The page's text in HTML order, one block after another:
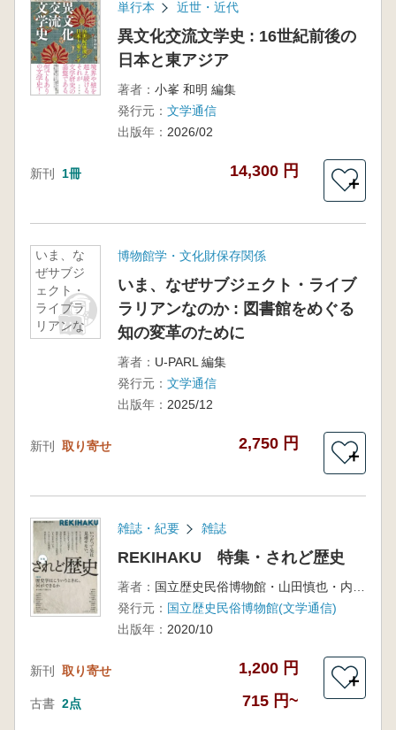
単行本 近世・近代
異文化交流文学史 : 16世紀前後の
日本と東アジア
著者： 小峯 和明 編集
発行元： 文学通信
出版年： 2026/02
新刊 1冊 14,300 円
＋
いま、な
ぜサブジ
ェクト・
ライブラ
リアンな
のか : 図
博物館学・文化財保存関係
いま、なぜサブジェクト・ライブ
ラリアンなのか : 図書館をめぐる
知の変革のために
著者： U-PARL 編集
発行元： 文学通信
出版年： 2025/12
新刊 取り寄せ 2,750 円
＋
雑誌・紀要 雑誌
REKIHAKU 特集・されど歴史
著者：
発行元： 国立歴史民俗博物館(文学通信)
出版年： 2020/10
新刊 取り寄せ 1,200 円
古書 2点 715 円~
＋